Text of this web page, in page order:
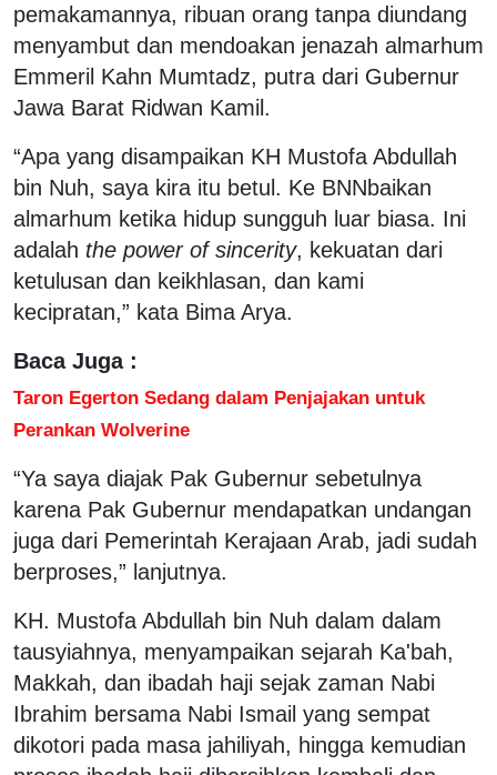
pemakamannya, ribuan orang tanpa diundang
menyambut dan mendoakan jenazah almarhum
Emmeril Kahn Mumtadz, putra dari Gubernur
Jawa Barat Ridwan Kamil.
“Apa yang disampaikan KH Mustofa Abdullah
bin Nuh, saya kira itu betul. Ke BNNbaikan
almarhum ketika hidup sungguh luar biasa. Ini
adalah the power of sincerity, kekuatan dari
ketulusan dan keikhlasan, dan kami
kecipratan,” kata Bima Arya.
Baca Juga :
Taron Egerton Sedang dalam Penjajakan untuk
Perankan Wolverine
“Ya saya diajak Pak Gubernur sebetulnya
karena Pak Gubernur mendapatkan undangan
juga dari Pemerintah Kerajaan Arab, jadi sudah
berproses,” lanjutnya.
KH. Mustofa Abdullah bin Nuh dalam dalam
tausyiahnya, menyampaikan sejarah Ka'bah,
Makkah, dan ibadah haji sejak zaman Nabi
Ibrahim bersama Nabi Ismail yang sempat
dikotori pada masa jahiliyah, hingga kemudian